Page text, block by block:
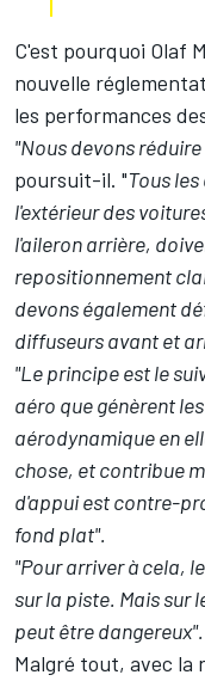
C'est pourquoi Olaf
nouvelle
les performances
"Nous devons
poursuit-il. "Tous
l'extérieur des
l'aileron arrière,
repositionnement
devons également
diffuseurs avant et
"Le principe est le
aéro que génèrent
aérodynamique en
chose, et contribue
d'appui est contre-
fond plat".
"Pour arriver à cela,
sur la piste. Mais sur
peut être dangereux".
Malgré tout, avec la